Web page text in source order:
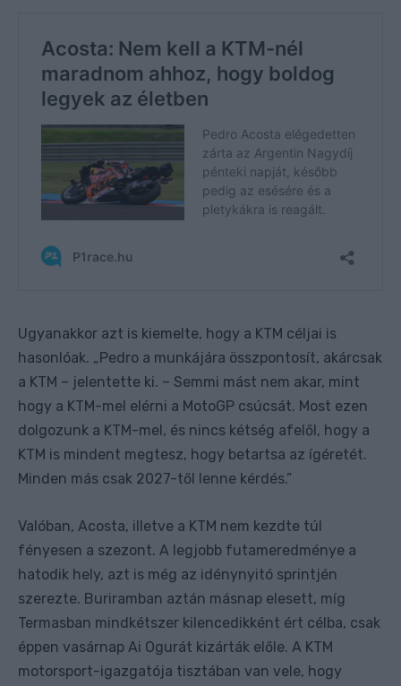
Ugyanakkor azt is kiemelte, hogy a KTM céljai is
hasonlóak. „Pedro a munkájára összpontosít, akárcsak
a KTM – jelentette ki. – Semmi mást nem akar, mint
hogy a KTM-mel elérni a MotoGP csúcsát. Most ezen
dolgozunk a KTM-mel, és nincs kétség afelől, hogy a
KTM is mindent megtesz, hogy betartsa az ígéretét.
Minden más csak 2027-től lenne kérdés.”
Valóban, Acosta, illetve a KTM nem kezdte túl
fényesen a szezont. A legjobb futameredménye a
hatodik hely, azt is még az idénynyitó sprintjén
szerezte. Buriramban aztán másnap elesett, míg
Termasban mindkétszer kilencedikként ért célba, csak
éppen vasárnap Ai Ogurát kizárták előle. A KTM
motorsport-igazgatója tisztában van vele, hogy